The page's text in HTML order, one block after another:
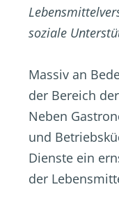
soziale
Massiv an
der Bereich
Neben
und
Dienste ein
der